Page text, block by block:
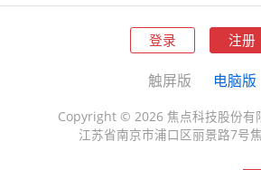
登录 注册
触屏版 电脑版
Copyright © 2026 焦点科技股份有
江苏省南京市浦口区丽景路7号